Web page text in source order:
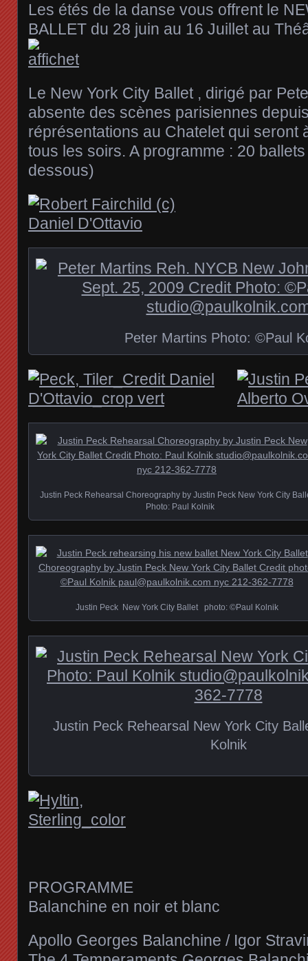
Les étés de la danse vous offrent le
BALLET du 28 juin au 16 Juillet au
Le New York City Ballet , dirigé par
absente des scènes parisiennes
réprésentations au Chatelet qui seront
tous les soirs. A programme : 20
dessous)
Peter Martins Photo: ©Paul
Justin Peck Rehearsal Choreography by Justin Peck New York City
Photo: Paul Kolnik
Justin Peck New York City Ballet photo: ©Paul Kolnik
Justin Peck Rehearsal New York City
Kolnik
PROGRAMME
Balanchine en noir et blanc
Apollo Georges Balanchine / Igor